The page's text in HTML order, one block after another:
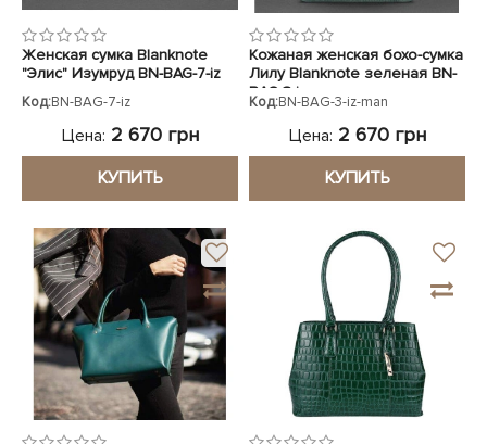
Женская сумка Blanknote
"Элис" Изумруд BN-BAG-7-iz
Код:BN-BAG-7-iz
Цена: 2 670 грн
КУПИТЬ
Кожаная женская бохо-сумка
Лилу Blanknote зеленая BN-
BAG-3-iz-man
Код:BN-BAG-3-iz-man
Цена: 2 670 грн
КУПИТЬ